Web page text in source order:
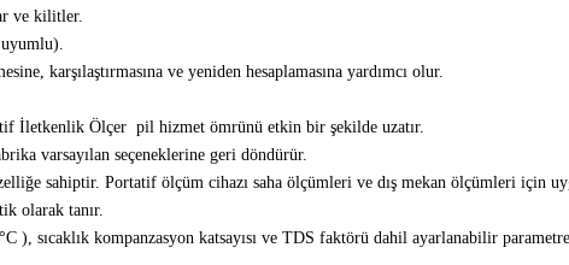
ve kilitler.
karşılaştırmasına ve yeniden hesaplamasına yardımcı olur.
İletkenlik Ölçer pil hizmet ömrünü etkin bir şekilde uzatır.
varsayılan seçeneklerine geri döndürür.
sahiptir. Portatif ölçüm cihazı saha ölçümleri ve dış mekan ölçümleri için
olarak tanır.
), sıcaklık kompanzasyon katsayısı ve TDS faktörü dahil ayarlanabilir